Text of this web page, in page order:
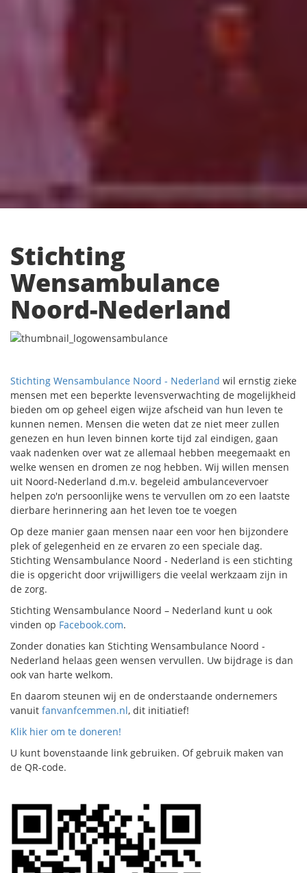
Stichting
Wensambulance
Noord-Nederland
Stichting Wensambulance Noord - Nederland wil ernstig zieke
mensen met een beperkte levensverwachting de mogelijkheid
bieden om op geheel eigen wijze afscheid van hun leven te
kunnen nemen. Mensen die weten dat ze niet meer zullen
genezen en hun leven binnen korte tijd zal eindigen, gaan
vaak nadenken over wat ze allemaal hebben meegemaakt en
welke wensen en dromen ze nog hebben. Wij willen mensen
uit Noord-Nederland d.m.v. begeleid ambulancevervoer
helpen zo'n persoonlijke wens te vervullen om zo een laatste
dierbare herinnering aan het leven toe te voegen
Op deze manier gaan mensen naar een voor hen bijzondere
plek of gelegenheid en ze ervaren zo een speciale dag.
Stichting Wensambulance Noord - Nederland is een stichting
die is opgericht door vrijwilligers die veelal werkzaam zijn in
de zorg.
Stichting Wensambulance Noord – Nederland kunt u ook
vinden op Facebook.com.
Zonder donaties kan Stichting Wensambulance Noord -
Nederland helaas geen wensen vervullen. Uw bijdrage is dan
ook van harte welkom.
En daarom steunen wij en de onderstaande ondernemers
vanuit fanvanfcemmen.nl, dit initiatief!
Klik hier om te doneren!
U kunt bovenstaande link gebruiken. Of gebruik maken van
de QR-code.